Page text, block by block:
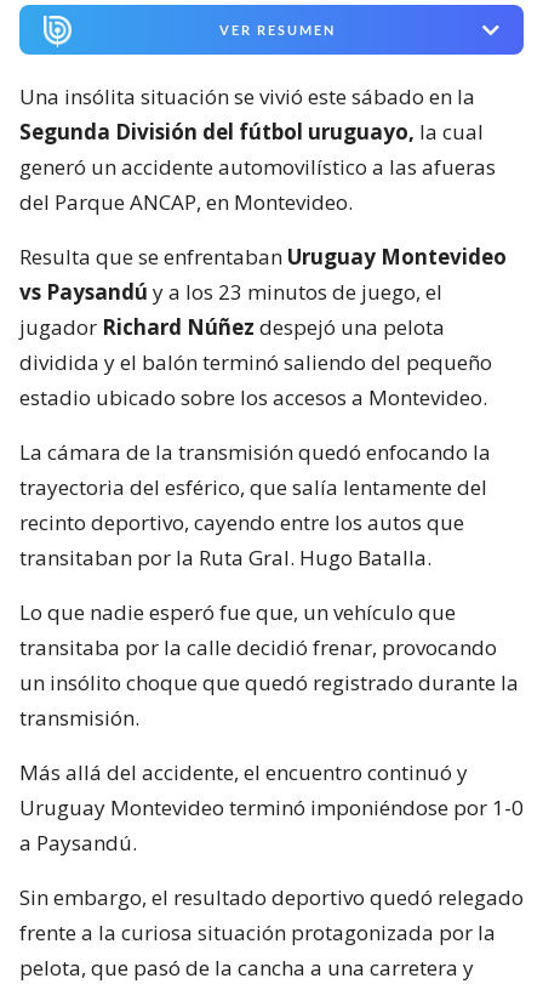
VER RESUMEN
Una insólita situación se vivió este sábado en la
Segunda División del fútbol uruguayo, la cual
generó un accidente automovilístico a las afueras
del Parque ANCAP, en Montevideo.
Resulta que se enfrentaban Uruguay Montevideo
vs Paysandú y a los 23 minutos de juego, el
jugador Richard Núñez despejó una pelota
dividida y el balón terminó saliendo del pequeño
estadio ubicado sobre los accesos a Montevideo.
La cámara de la transmisión quedó enfocando la
trayectoria del esférico, que salía lentamente del
recinto deportivo, cayendo entre los autos que
transitaban por la Ruta Gral. Hugo Batalla.
Lo que nadie esperó fue que, un vehículo que
transitaba por la calle decidió frenar, provocando
un insólito choque que quedó registrado durante la
transmisión.
Más allá del accidente, el encuentro continuó y
Uruguay Montevideo terminó imponiéndose por 1-0
a Paysandú.
Sin embargo, el resultado deportivo quedó relegado
frente a la curiosa situación protagonizada por la
pelota, que pasó de la cancha a una carretera y